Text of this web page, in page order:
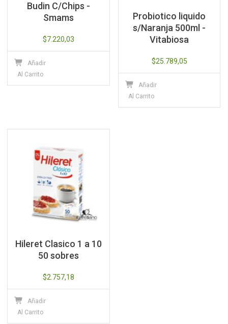
Budin C/Chips -
Smams
$7.220,03
Añadir
Al Carrito
Probiotico liquido
s/Naranja 500ml -
Vitabiosa
$25.789,05
Añadir
Al Carrito
Hileret Clasico 1 a 10
50 sobres
$2.757,18
Añadir
Al Carrito